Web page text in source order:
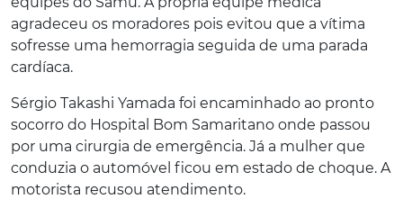
agradeceu os moradores pois evitou que a vítima
sofresse uma hemorragia seguida de uma parada
cardíaca.
Sérgio Takashi Yamada foi encaminhado ao pronto
socorro do Hospital Bom Samaritano onde passou
por uma cirurgia de emergência. Já a mulher que
conduzia o automóvel ficou em estado de choque. A
motorista recusou atendimento.